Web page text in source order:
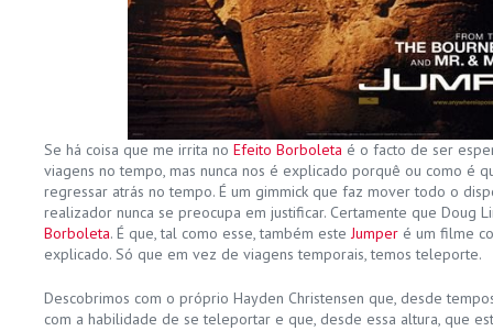
Se há coisa que me irrita no Efeito Borboleta é o facto de ser
viagens no tempo, mas nunca nos é explicado porquê ou como é
regressar atrás no tempo. É um gimmick que faz mover todo o
realizador nunca se preocupa em justificar. Certamente que Doug
Borboleta. É que, tal como esse, também esteJumper é um filme
explicado. Só que em vez de viagens temporais, temos teleporte.
Descobrimos com o próprio Hayden Christensen que, desde
com a habilidade de se teleportar e que, desde essa altura, que